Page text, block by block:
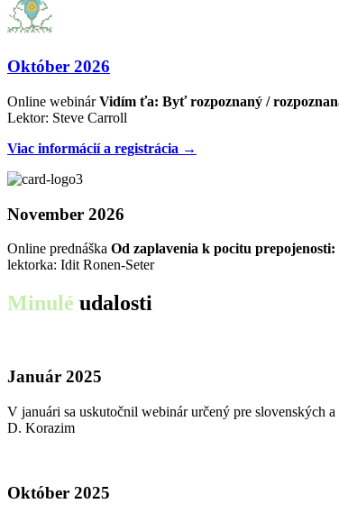
Október 2026
Online webinárVidím ťa: Byť rozpoznaný /
Lektor: Steve Carroll
Viac informácií a registrácia →
November 2026
Online prednáška Od zaplavenia k pocitu prepojenosti:
lektorka: Idit Ronen-Seter
Minulé udalosti
Január 2025
V januári sa uskutočnil webinár určený pre slovenských
D. Korazim
Október 2025